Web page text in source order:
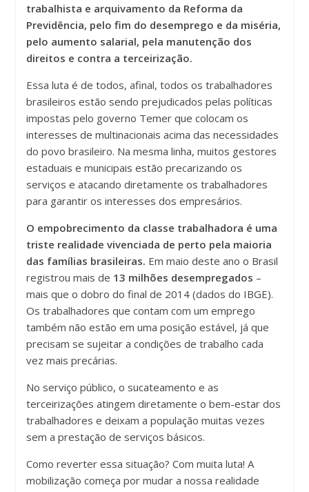
trabalhista e arquivamento da Reforma da
Previdência, pelo fim do desemprego e da miséria,
pelo aumento salarial, pela manutenção dos
direitos e contra a terceirização.
Essa luta é de todos, afinal, todos os trabalhadores
brasileiros estão sendo prejudicados pelas políticas
impostas pelo governo Temer que colocam os
interesses de multinacionais acima das necessidades
do povo brasileiro. Na mesma linha, muitos gestores
estaduais e municipais estão precarizando os
serviços e atacando diretamente os trabalhadores
para garantir os interesses dos empresários.
O empobrecimento da classe trabalhadora é uma
triste realidade vivenciada de perto pela maioria
das famílias brasileiras. Em maio deste ano o Brasil
registrou mais de 13 milhões desempregados –
mais que o dobro do final de 2014 (dados do IBGE).
Os trabalhadores que contam com um emprego
também não estão em uma posição estável, já que
precisam se sujeitar a condições de trabalho cada
vez mais precárias.
No serviço público, o sucateamento e as
terceirizações atingem diretamente o bem-estar dos
trabalhadores e deixam a população muitas vezes
sem a prestação de serviços básicos.
Como reverter essa situação? Com muita luta! A
mobilização começa por mudar a nossa realidade